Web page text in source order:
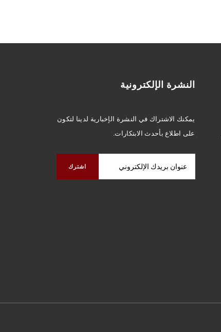
النشرة الإلكترونية
يمكنك الاشتراك في النشرة الإخبارية لدينا لتكون
على اطلاع بأحدث الابتكارات.